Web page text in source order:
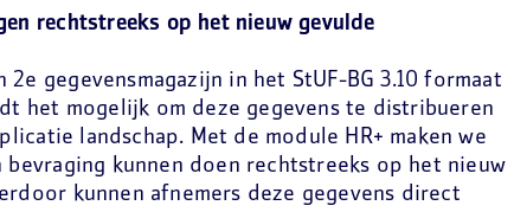
rechtstreeks op het nieuw gevulde
2e gegevensmagazijn in het StUF-BG 3.10 formaat
het mogelijk om deze gegevens te distribueren
landschap. Met de module HR+ maken we
bevraging kunnen doen rechtstreeks op het nieuw
kunnen afnemers deze gegevens direct